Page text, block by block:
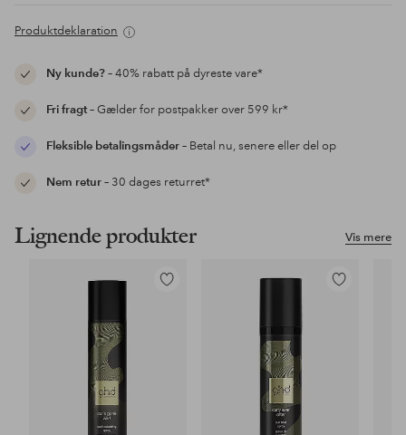
Produktdeklaration
Ny kunde?– 40% rabatt på dyreste vare*
Fri fragt– Gælder for postpakker over 599 kr*
Fleksible betalingsmåder– Betal nu, senere eller del op
Nem retur– 30 dages returret*
Vis mere
Lignende produkter
Tilføj
Tilføj